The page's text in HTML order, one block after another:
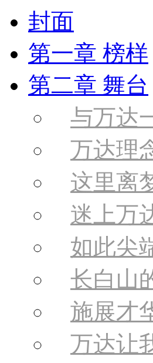
封面
第一章 榜样
第二章 舞台
与万达
万达理
这里离
迷上万
如此尖
长白山
施展才
万达让